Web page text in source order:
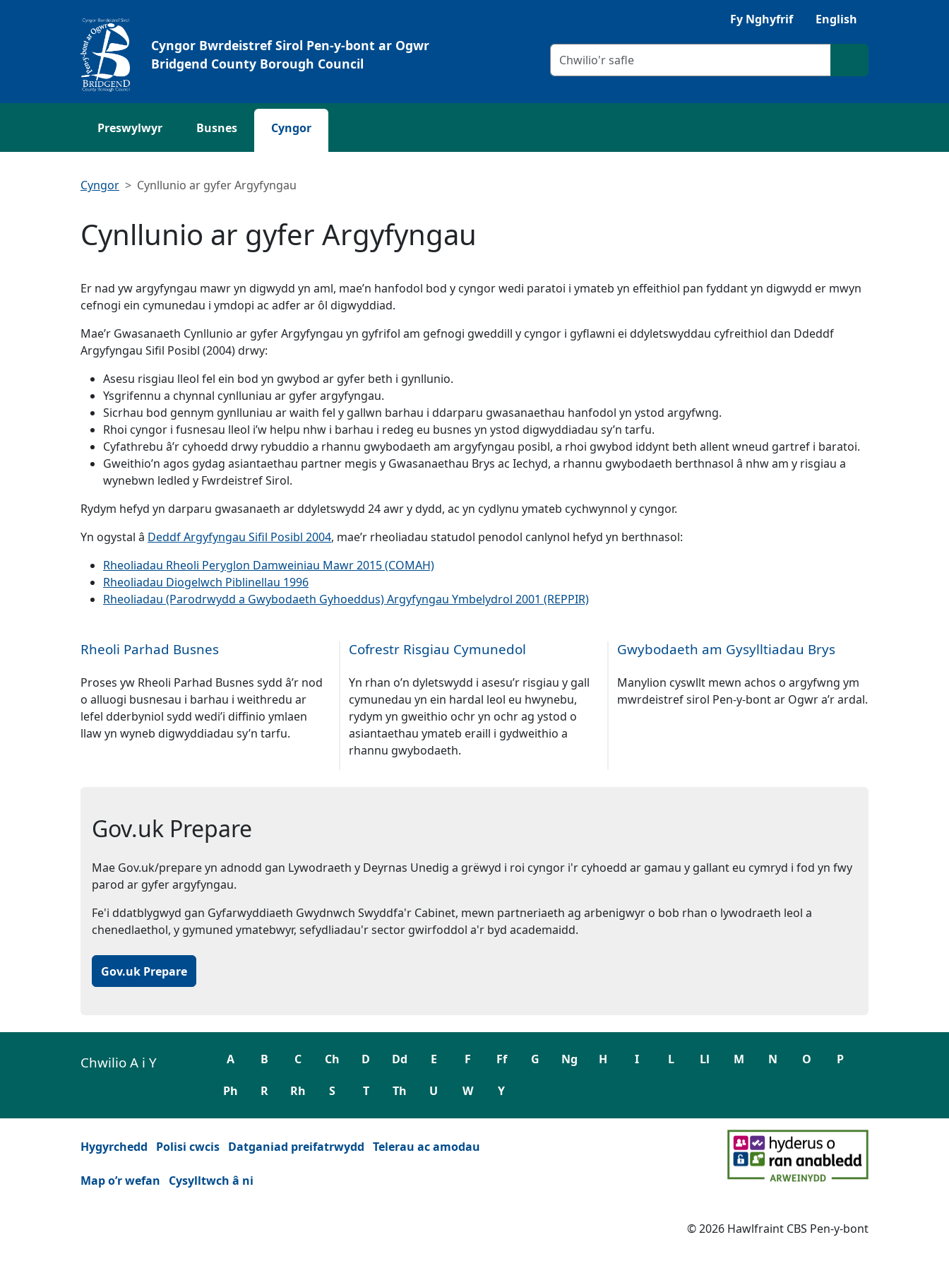
Gwrandewch gyda Browsealoud
Fy Nghyfrif English
Cyngor Bwrdeistref Sirol Pen-y-bont ar Ogwr
Bridgend County Borough Council
Meini prawf chwilio
Chwilio'r safle
Preswylwyr Busnes Cyngor
Cyngor Cynllunio ar gyfer Argyfyngau
Cynllunio ar gyfer Argyfyngau
Er nad yw argyfyngau mawr yn digwydd yn aml, mae’n hanfodol bod y cyngor wedi paratoi i ymateb yn effeithiol pan fyddant yn digwydd er mwyn
cefnogi ein cymunedau i ymdopi ac adfer ar ôl digwyddiad.
Mae’r Gwasanaeth Cynllunio ar gyfer Argyfyngau yn gyfrifol am gefnogi gweddill y cyngor i gyflawni ei ddyletswyddau cyfreithiol dan Ddeddf
Argyfyngau Sifil Posibl (2004) drwy:
Asesu risgiau lleol fel ein bod yn gwybod ar gyfer beth i gynllunio.
Ysgrifennu a chynnal cynlluniau ar gyfer argyfyngau.
Sicrhau bod gennym gynlluniau ar waith fel y gallwn barhau i ddarparu gwasanaethau hanfodol yn ystod argyfwng.
Rhoi cyngor i fusnesau lleol i’w helpu nhw i barhau i redeg eu busnes yn ystod digwyddiadau sy’n tarfu.
Cyfathrebu â’r cyhoedd drwy rybuddio a rhannu gwybodaeth am argyfyngau posibl, a rhoi gwybod iddynt beth allent wneud gartref i baratoi.
Gweithio’n agos gydag asiantaethau partner megis y Gwasanaethau Brys ac Iechyd, a rhannu gwybodaeth berthnasol â nhw am y risgiau a
wynebwn ledled y Fwrdeistref Sirol.
Rydym hefyd yn darparu gwasanaeth ar ddyletswydd 24 awr y dydd, ac yn cydlynu ymateb cychwynnol y cyngor.
Yn ogystal â Deddf Argyfyngau Sifil Posibl 2004, mae’r rheoliadau statudol penodol canlynol hefyd yn berthnasol:
Rheoliadau Rheoli Peryglon Damweiniau Mawr 2015 (COMAH)
Rheoliadau Diogelwch Piblinellau 1996
Rheoliadau (Parodrwydd a Gwybodaeth Gyhoeddus) Argyfyngau Ymbelydrol 2001 (REPPIR)
Rheoli Parhad Busnes
Proses yw Rheoli Parhad Busnes sydd â’r nod
o alluogi busnesau i barhau i weithredu ar
lefel dderbyniol sydd wedi’i diffinio ymlaen
llaw yn wyneb digwyddiadau sy’n tarfu.
Cofrestr Risgiau Cymunedol
Yn rhan o’n dyletswydd i asesu’r risgiau y gall
cymunedau yn ein hardal leol eu hwynebu,
rydym yn gweithio ochr yn ochr ag ystod o
asiantaethau ymateb eraill i gydweithio a
rhannu gwybodaeth.
Gwybodaeth am Gysylltiadau Brys
Manylion cyswllt mewn achos o argyfwng ym
mwrdeistref sirol Pen-y-bont ar Ogwr a’r ardal.
Gov.uk Prepare
Mae Gov.uk/prepare yn adnodd gan Lywodraeth y Deyrnas Unedig a grëwyd i roi cyngor i'r cyhoedd ar gamau y gallant eu cymryd i fod yn fwy
parod ar gyfer argyfyngau.
Fe'i ddatblygwyd gan Gyfarwyddiaeth Gwydnwch Swyddfa'r Cabinet, mewn partneriaeth ag arbenigwyr o bob rhan o lywodraeth leol a
chenedlaethol, y gymuned ymatebwyr, sefydliadau'r sector gwirfoddol a'r byd academaidd.
Gov.uk Prepare
Chwilio A i Y A B C Ch D Dd E F Ff G Ng H I L Ll M N O P
Ph R Rh S T Th U W Y
Hygyrchedd Polisi cwcis Datganiad preifatrwydd Telerau ac amodau
Map o’r wefan Cysylltwch â ni
© 2026 Hawlfraint CBS Pen-y-bont